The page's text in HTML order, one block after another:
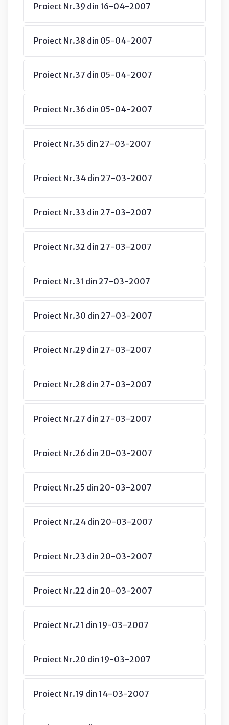
Proiect Nr.39 din 16-04-2007
Proiect Nr.38 din 05-04-2007
Proiect Nr.37 din 05-04-2007
Proiect Nr.36 din 05-04-2007
Proiect Nr.35 din 27-03-2007
Proiect Nr.34 din 27-03-2007
Proiect Nr.33 din 27-03-2007
Proiect Nr.32 din 27-03-2007
Proiect Nr.31 din 27-03-2007
Proiect Nr.30 din 27-03-2007
Proiect Nr.29 din 27-03-2007
Proiect Nr.28 din 27-03-2007
Proiect Nr.27 din 27-03-2007
Proiect Nr.26 din 20-03-2007
Proiect Nr.25 din 20-03-2007
Proiect Nr.24 din 20-03-2007
Proiect Nr.23 din 20-03-2007
Proiect Nr.22 din 20-03-2007
Proiect Nr.21 din 19-03-2007
Proiect Nr.20 din 19-03-2007
Proiect Nr.19 din 14-03-2007